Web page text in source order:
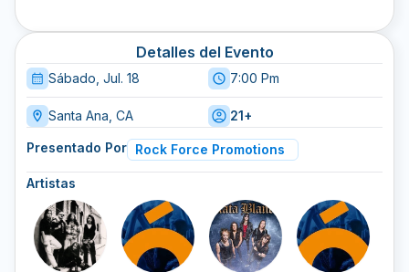
Detalles del Evento
Sábado, Jul. 18 7:00 Pm
Santa Ana, CA 21+
Presentado Por Rock Force Promotions
Artistas